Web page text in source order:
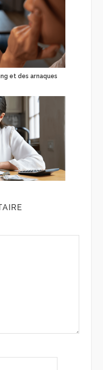
et des arnaques